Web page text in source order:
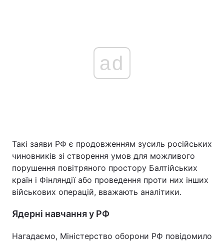
ad
Такі заяви РФ є продовженням зусиль російських
чиновників зі створення умов для можливого
порушення повітряного простору Балтійських
країн і Фінляндії або проведення проти них інших
військових операцій, вважають аналітики.
Ядерні навчання у РФ
Нагадаємо, Міністерство оборони РФ повідомило